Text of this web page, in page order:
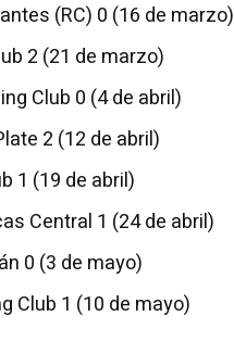
(RC) 0 (16 de marzo)
2 (21 de marzo)
Club 0 (4 de abril)
2 (12 de abril)
1 (19 de abril)
Central 1 (24 de abril)
0 (3 de mayo)
Club 1 (10 de mayo)